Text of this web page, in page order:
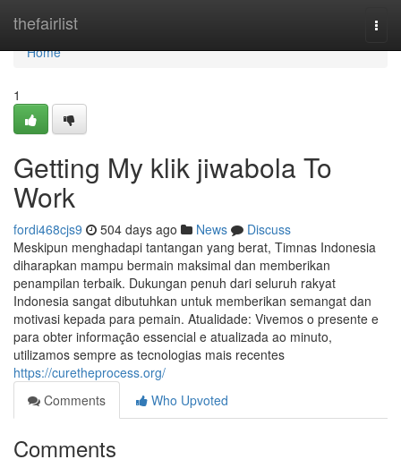
thefairlist
Home
Home
1
Getting My klik jiwabola To
Work
fordi468cjs9 504 days ago News
Discuss
Meskipun menghadapi tantangan yang berat, Timnas Indonesia
diharapkan mampu bermain maksimal dan memberikan
penampilan terbaik. Dukungan penuh dari seluruh rakyat
Indonesia sangat dibutuhkan untuk memberikan semangat dan
motivasi kepada para pemain. Atualidade: Vivemos o presente e
para obter informação essencial e atualizada ao minuto,
utilizamos sempre as tecnologias mais recentes
https://curetheprocess.org/
Comments
Who Upvoted
Comments